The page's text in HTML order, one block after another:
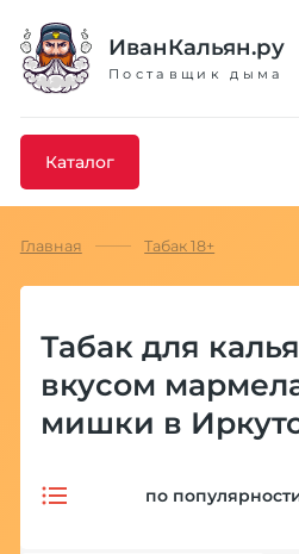
ИванКальян.ру
Поставщик дыма
Каталог
Добавлено
Главная Табак 18+
Табак для
вкусом
мишки в
по